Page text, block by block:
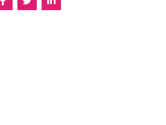
Jaa Facebookissa
Jaa Twitterissä
Jaa Linkedinissä